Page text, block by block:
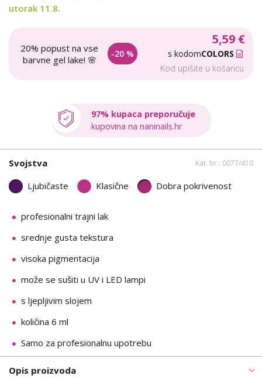
utorak 11.8.
20% popust na vse
barvne gel lake! 🌸
-20 %
5,59 €
s kodomCOLORS
Kod upišite u košaricu
97% kupaca preporučuje
kupovina na naninails.hr
Svojstva Kat. br.: 0077/410
Ljubičaste Klasične Dobra pokrivenost
profesionalni trajni lak
srednje gusta tekstura
visoka pigmentacija
može se sušiti u UV i LED lampi
s ljepljivim slojem
količina 6 ml
Samo za profesionalnu upotrebu
Opis proizvoda